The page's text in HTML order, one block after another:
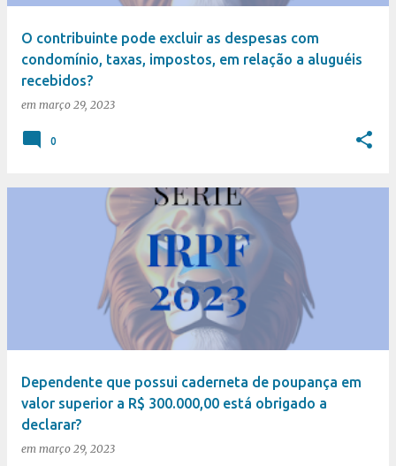
O contribuinte pode excluir as despesas com
condomínio, taxas, impostos, em relação a aluguéis
recebidos?
em março 29, 2023
0
Dependente que possui caderneta de poupança em
valor superior a R$ 300.000,00 está obrigado a
declarar?
em março 29, 2023